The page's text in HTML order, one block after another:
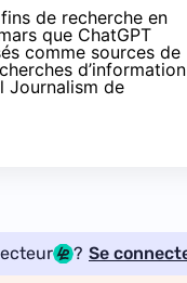
fins de recherche en
que ChatGPT
comme sources de
d’information
Journalism de
? Se